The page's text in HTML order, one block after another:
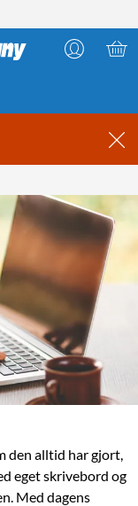
den alltid har gjort,
eget skrivebord og
Med dagens